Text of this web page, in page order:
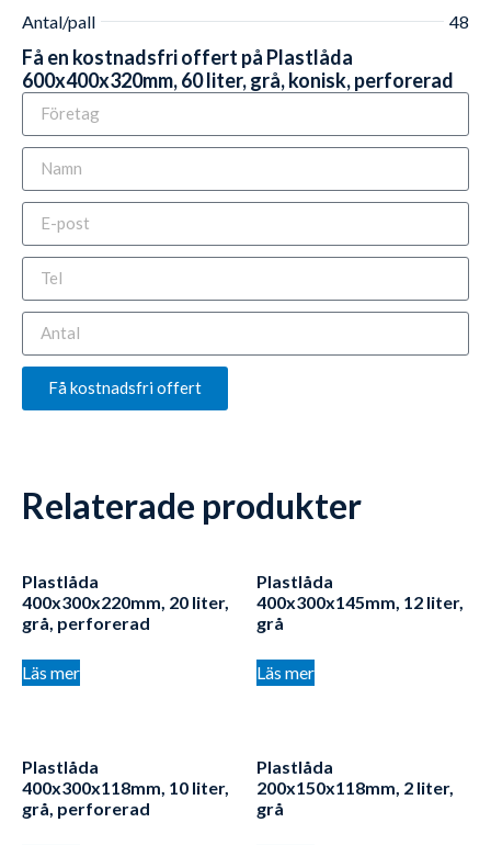
Antal/pall
48
Få en kostnadsfri offert på Plastlåda
600x400x320mm, 60 liter, grå, konisk, perforerad
Få kostnadsfri offert
Relaterade produkter
Plastlåda
400x300x220mm, 20 liter,
grå, perforerad
Läs mer
Plastlåda
400x300x145mm, 12 liter,
grå
Läs mer
Plastlåda
400x300x118mm, 10 liter,
grå, perforerad
Plastlåda
200x150x118mm​, 2 liter,
grå